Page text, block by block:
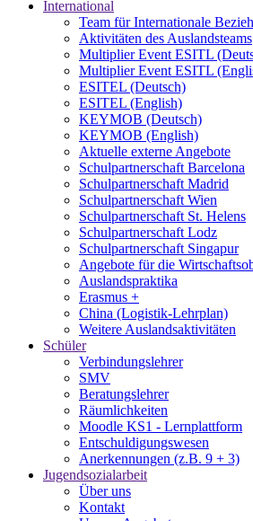
International
Team für Internationale
Aktivitäten des Auslandsteams
Multiplier Event ESITL
Multiplier Event ESITL
ESITEL (Deutsch)
ESITEL (English)
KEYMOB (Deutsch)
KEYMOB (English)
Aktuelle externe Angebote
Schulpartnerschaft Barcelona
Schulpartnerschaft Madrid
Schulpartnerschaft Wien
Schulpartnerschaft St. Helens
Schulpartnerschaft Lodz
Schulpartnerschaft Singapur
Angebote für die
Auslandspraktika
Erasmus +
China (Logistik-Lehrplan)
Weitere Auslandsaktivitäten
Schüler
Verbindungslehrer
SMV
Beratungslehrer
Räumlichkeiten
Moodle KS1 - Lernplattform
Entschuldigungswesen
Anerkennungen (z.B. 9 + 3)
Jugendsozialarbeit
Über uns
Kontakt